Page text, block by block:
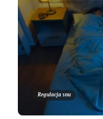
Regulacja snu